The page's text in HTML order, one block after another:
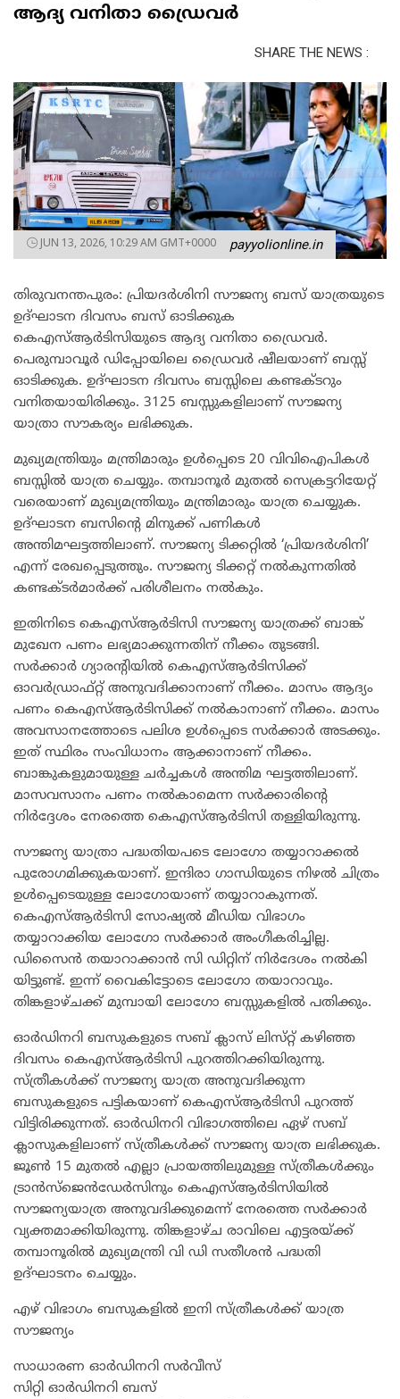
ആദ്യ വനിതാ ഡ്രൈവർ
SHARE THE NEWS :
JUN 13, 2026, 10:29 AM GMT+0000 payyolionline.in
തിരുവനന്തപുരം: പ്രിയദർശിനി സൗജന്യ ബസ് യാത്രയുടെ
ഉദ്ഘാടന ദിവസം ബസ് ഓടിക്കുക
കെഎസ്ആർടിസിയുടെ ആദ്യ വനിതാ ഡ്രൈവർ.
പെരുമ്പാവൂർ ഡിപ്പോയിലെ ഡ്രൈവർ ഷീലയാണ് ബസ്സ്
ഓടിക്കുക. ഉദ്ഘാടന ദിവസം ബസ്സിലെ കണ്ടക്ടറും
വനിതയായിരിക്കും. 3125 ബസ്സുകളിലാണ് സൗജന്യ
യാത്രാ സൗകര്യം ലഭിക്കുക.
മുഖ്യമന്ത്രിയും മന്ത്രിമാരും ഉൾപ്പെടെ 20 വിവിഐപികൾ
ബസ്സിൽ യാത്ര ചെയ്യും. തമ്പാനൂർ മുതൽ സെക്രട്ടറിയേറ്റ്
വരെയാണ് മുഖ്യമന്ത്രിയും മന്ത്രിമാരും യാത്ര ചെയ്യുക.
ഉദ്ഘാടന ബസിന്റെ മിനുക്ക് പണികൾ
അന്തിമഘട്ടത്തിലാണ്. സൗജന്യ ടിക്കറ്റിൽ ‘പ്രിയദർശിനി’
എന്ന് രേഖപ്പെടുത്തും. സൗജന്യ ടിക്കറ്റ് നൽകുന്നതിൽ
കണ്ടക്ടർമാർക്ക് പരിശീലനം നൽകും.
ഇതിനിടെ കെഎസ്ആർടിസി സൗജന്യ യാത്രക്ക് ബാങ്ക്
മുഖേന പണം ലഭ്യമാക്കുന്നതിന് നീക്കം തുടങ്ങി.
സർക്കാർ ഗ്യാരന്റിയിൽ കെഎസ്ആർടിസിക്ക്
ഓവർഡ്രാഫ്റ്റ് അനുവദിക്കാനാണ് നീക്കം. മാസം ആദ്യം
പണം കെഎസ്ആർടിസിക്ക് നൽകാനാണ് നീക്കം. മാസം
അവസാനത്തോടെ പലിശ ഉൾപ്പെടെ സർക്കാർ അടക്കും.
ഇത് സ്ഥിരം സംവിധാനം ആക്കാനാണ് നീക്കം.
ബാങ്കുകളുമായുള്ള ചർച്ചകൾ അന്തിമ ഘട്ടത്തിലാണ്.
മാസവസാനം പണം നൽകാമെന്ന സർക്കാരിന്റെ
നിർദ്ദേശം നേരത്തെ കെഎസ്ആർടിസി തള്ളിയിരുന്നു.
സൗജന്യ യാത്രാ പദ്ധതിയപടെ ലോഗോ തയ്യാറാക്കൽ
പുരോഗമിക്കുകയാണ്. ഇന്ദിരാ ഗാന്ധിയുടെ നിഴൽ ചിത്രം
ഉൾപ്പെടെയുള്ള ലോഗോയാണ് തയ്യാറാകുന്നത്.
കെഎസ്ആർടിസി സോഷ്യൽ മീഡിയ വിഭാഗം
തയ്യാറാക്കിയ ലോഗോ സർക്കാർ അംഗീകരിച്ചില്ല.
ഡിസൈൻ തയാറാക്കാൻ സി ഡിറ്റിന് നിർദേശം നൽകി
യിട്ടുണ്ട്. ഇന്ന് വൈകിട്ടോടെ ലോഗോ തയാറാവും.
തിങ്കളാഴ്ചക്ക് മുമ്പായി ലോഗോ ബസ്സുകളിൽ പതിക്കും.
ഓർഡിനറി ബസുകളുടെ സബ് ക്ലാസ് ലിസ്‌റ്റ് കഴിഞ്ഞ
ദിവസം കെഎസ്ആർടിസി പുറത്തിറക്കിയിരുന്നു. ​
സ്ത്രീകൾക്ക് സൗജന്യ യാത്ര അനുവദിക്കുന്ന
ബസുകളുടെ പട്ടികയാണ് കെഎസ്ആർടിസി പുറത്ത്
വിട്ടിരിക്കുന്നത്. ​ഓർഡിനറി വിഭാഗത്തിലെ ഏഴ് സബ്
ക്ലാസുകളിലാണ് സ്ത്രീകൾക്ക് സൗജന്യ യാത്ര ലഭിക്കുക.
ജൂൺ 15 മുതൽ എല്ലാ പ്രായത്തിലുമുള്ള സ്ത്രീകൾക്കും
ട്രാൻസ്‌ജെൻഡേർസിനും കെഎസ്ആർടിസിയിൽ
സൗജന്യയാത്ര അനുവദിക്കുമെന്ന് നേരത്തെ സർക്കാർ
വ്യക്തമാക്കിയിരുന്നു. തിങ്കളാഴ്ച രാവിലെ എട്ടരയ്ക്ക്
തമ്പാനൂരിൽ മുഖ്യമന്ത്രി വി ഡി സതീശൻ പദ്ധതി
ഉദ്ഘാടനം ചെയ്യും.
എഴ് വിഭാ​ഗം ബസുകളിൽ ഇനി സ്ത്രീകൾക്ക് യാത്ര
സൗജന്യം
സാധാരണ ഓർഡിനറി സർവീസ്
​സിറ്റി ഓർഡിനറി ബസ്